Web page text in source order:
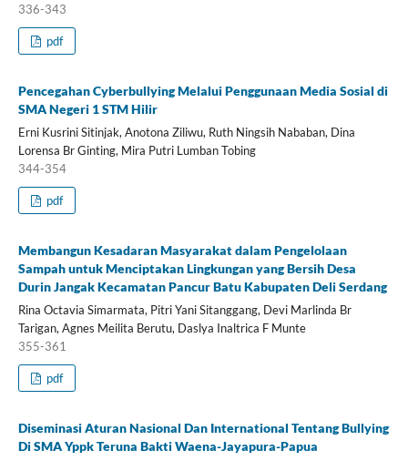
336-343
pdf
Pencegahan Cyberbullying Melalui Penggunaan Media Sosial di
SMA Negeri 1 STM Hilir
Erni Kusrini Sitinjak, Anotona Ziliwu, Ruth Ningsih Nababan, Dina
Lorensa Br Ginting, Mira Putri Lumban Tobing
344-354
pdf
Membangun Kesadaran Masyarakat dalam Pengelolaan
Sampah untuk Menciptakan Lingkungan yang Bersih Desa
Durin Jangak Kecamatan Pancur Batu Kabupaten Deli Serdang
Rina Octavia Simarmata, Pitri Yani Sitanggang, Devi Marlinda Br
Tarigan, Agnes Meilita Berutu, Daslya Inaltrica F Munte
355-361
pdf
Diseminasi Aturan Nasional Dan International Tentang Bullying
Di SMA Yppk Teruna Bakti Waena-Jayapura-Papua